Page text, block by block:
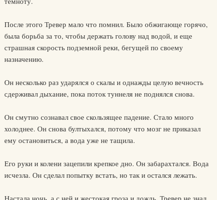
После этого Тревер мало что помнил. Было обжигающе горячо,
была борьба за то, чтобы держать голову над водой, и еще
страшная скорость подземной реки, бегущей по своему
назначению.
Он несколько раз ударялся о скалы и однажды целую вечность
сдерживал дыхание, пока поток туннеля не поднялся снова.
Он смутно сознавал свое скользящее падение. Стало много
холоднее. Он снова бултыхался, потому что мозг не приказал
ему остановиться, а вода уже не тащила.
Его руки и колени зацепили крепкое дно. Он забарахтался. Вода
исчезла. Он сделал попытку встать, но так и остался лежать.
Настала ночь, а с ней и жестокая гроза и дождь. Тревер не знал